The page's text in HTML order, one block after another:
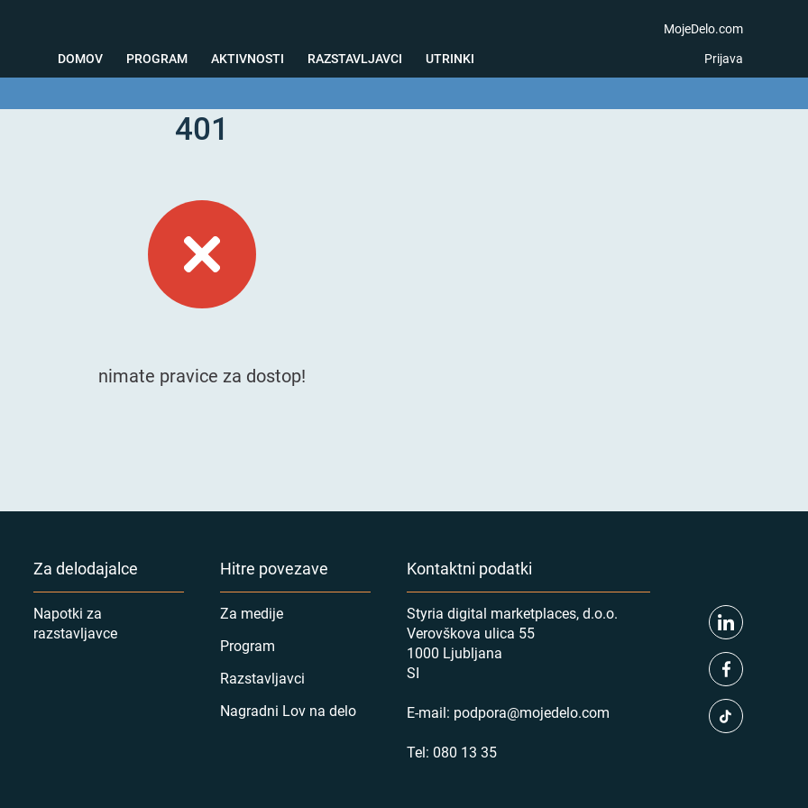
DOMOV PROGRAM AKTIVNOSTI
Testiranja
RAZSTAVLJAVCI UTRINKI
MojeDelo.com
Prijava
401
nimate pravice za dostop!
Za delodajalce
Napotki za
razstavljavce
Hitre povezave
Za medije
Program
Razstavljavci
Nagradni Lov na delo
Kontaktni podatki
Styria digital marketplaces, d.o.o.
Verovškova ulica 55
1000 Ljubljana
SI
E-mail: podpora@mojedelo.com
Tel: 080 13 35